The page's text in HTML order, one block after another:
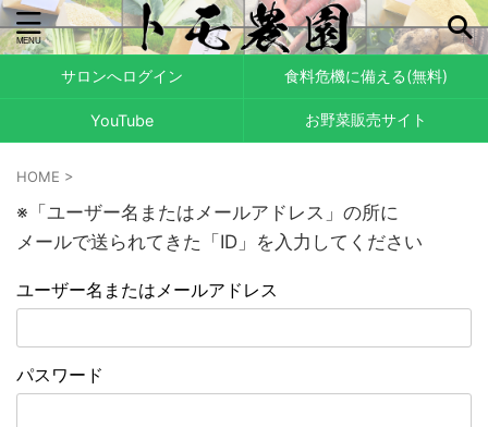
サロンへログイン 食料危機に備える(無料)
YouTube お野菜販売サイト
HOME >
※「ユーザー名またはメールアドレス」の所に
メールで送られてきた「ID」を入力してください
ユーザー名またはメールアドレス
パスワード